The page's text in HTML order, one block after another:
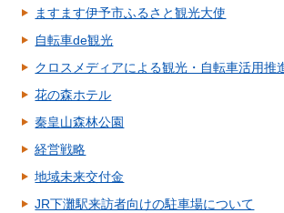
ますます伊予市ふるさと観光大使
自転車de観光
クロスメディアによる観光・自転車活用推
花の森ホテル
秦皇山森林公園
経営戦略
地域未来交付金
JR下灘駅来訪者向けの駐車場について